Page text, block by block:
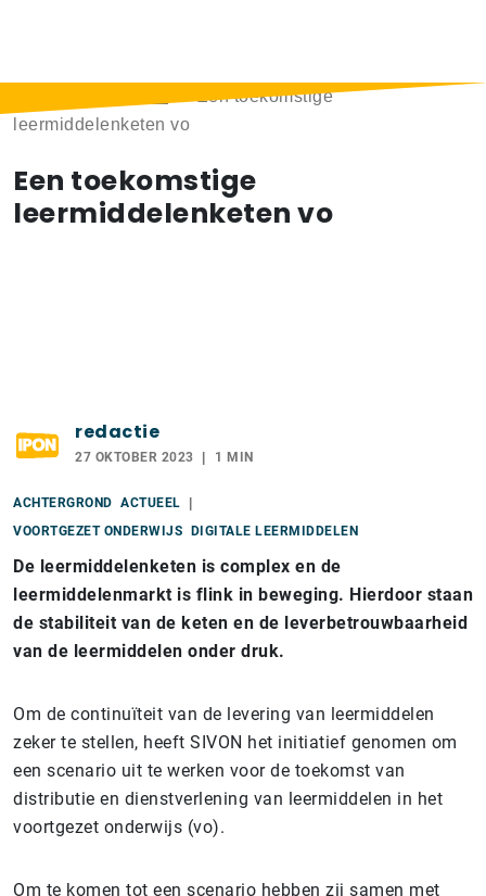
Een toekomstige
leermiddelenketen vo
Een toekomstige
leermiddelenketen vo
redactie
27 OKTOBER 2023 1 MIN
ACHTERGROND ACTUEEL
VOORTGEZET ONDERWIJS
DIGITALE LEERMIDDELEN
De leermiddelenketen is complex en de
leermiddelenmarkt is flink in beweging. Hierdoor staan
de stabiliteit van de keten en de leverbetrouwbaarheid
van de leermiddelen onder druk.
Om de continuïteit van de levering van leermiddelen
zeker te stellen, heeft SIVON het initiatief genomen om
een scenario uit te werken voor de toekomst van
distributie en dienstverlening van leermiddelen in het
voortgezet onderwijs (vo).
Om te komen tot een scenario hebben zij samen met